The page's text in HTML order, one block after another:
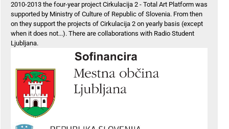
2010-2013 the four-year project Cirkulacija 2 - Total Art Platform was
supported by Ministry of Culture of Republic of Slovenia. From then
on they support the projects of Cirkulacija 2 on yearly basis (except
when it does not...). There are collaborations with Radio Student
Ljubljana.